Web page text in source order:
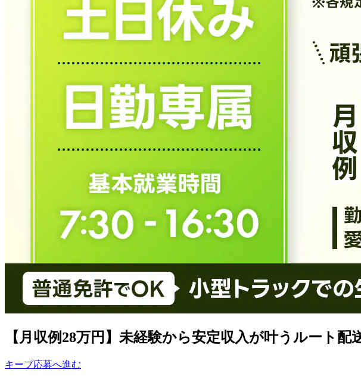
【月収例28万円】未経験から安定収入が叶うルート
キープ応募へ進む